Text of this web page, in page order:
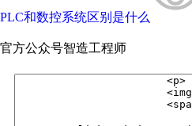
PLC和数控系统区别是什么
官方公众号智造工程师